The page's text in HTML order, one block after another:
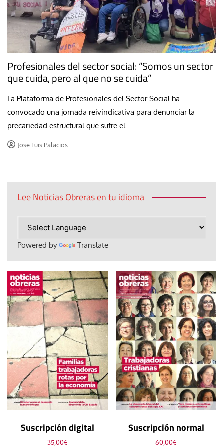
Profesionales del sector social: “Somos un sector
que cuida, pero al que no se cuida”
La Plataforma de Profesionales del Sector Social ha
convocado una jornada reivindicativa para denunciar la
precariedad estructural que sufre el
Jose Luis Palacios
Lee Noticias Obreras en tu idioma
Powered by Translate
Suscripción digital
35,00€
Suscripción normal
60,00€